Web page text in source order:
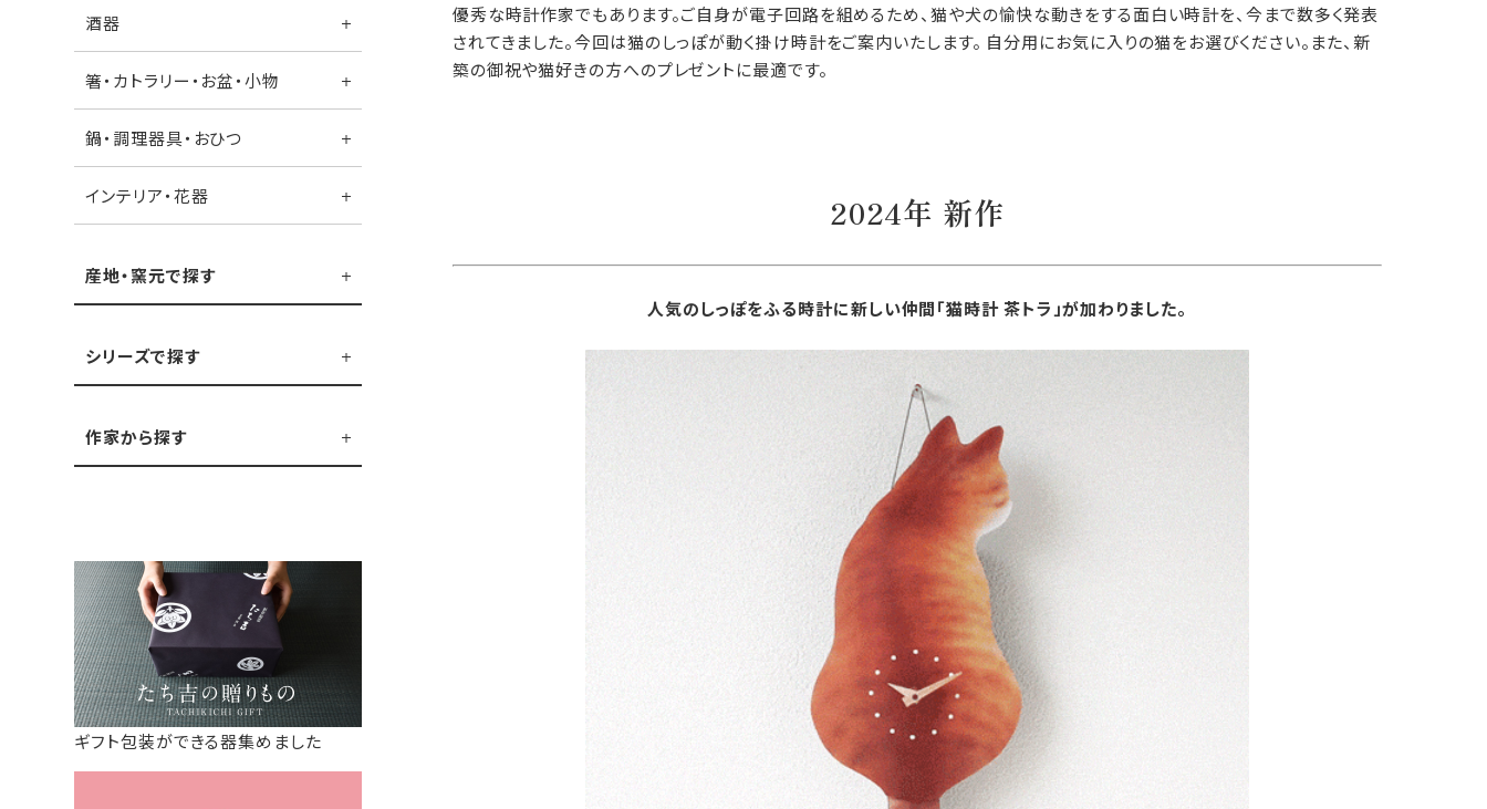
酒器
箸・カトラリー・お盆・小物
鍋・調理器具・おひつ
インテリア・花器
産地・窯元で探す
シリーズで探す
作家から探す
ギフト包装ができる器集めました
優秀な時計作家でもあります。ご自身が電子回路を組めるため、猫や犬の愉快な動きをする面白い時計を、今まで数多く発表
されてきました。今回は猫のしっぽが動く掛け時計をご案内いたします。 自分用にお気に入りの猫をお選びください。また、新
築の御祝や猫好きの方へのプレゼントに最適です。
2024年 新作
人気のしっぽをふる時計に新しい仲間「猫時計 茶トラ」が加わりました。